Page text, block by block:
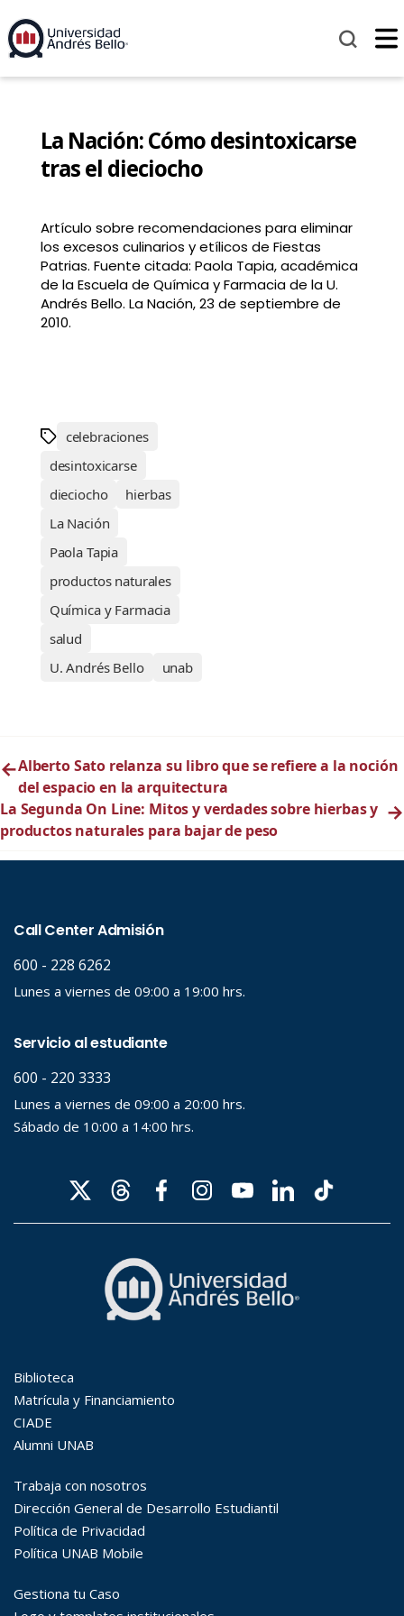
La Nación: Cómo desintoxicarse
tras el dieciocho
Artículo sobre recomendaciones para eliminar
los excesos culinarios y etílicos de Fiestas
Patrias. Fuente citada: Paola Tapia, académica
de la Escuela de Química y Farmacia de la U.
Andrés Bello. La Nación, 23 de septiembre de
2010.
celebraciones
desintoxicarse
dieciocho
hierbas
La Nación
Paola Tapia
productos naturales
Química y Farmacia
salud
U. Andrés Bello
unab
←Alberto Sato relanza su libro que se refiere a la noción
del espacio en la arquitectura
La Segunda On Line: Mitos y verdades sobre hierbas y
productos naturales para bajar de peso
→